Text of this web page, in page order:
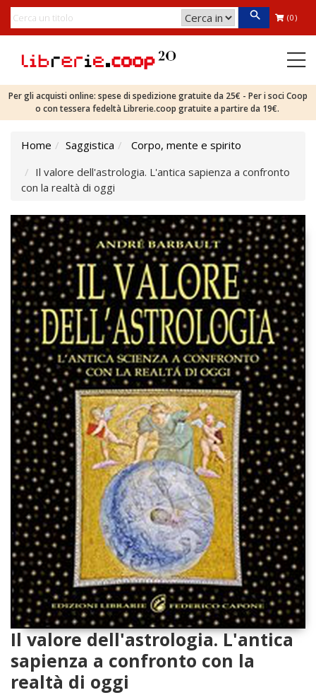
(0)
Per gli acquisti online: spese di spedizione gratuite da 25€ - Per i soci Coop
o con tessera fedeltà Librerie.coop gratuite a partire da 19€.
Home Saggistica
Corpo, mente e spirito
Il valore dell'astrologia. L'antica sapienza a confronto
con la realtà di oggi
Il valore dell'astrologia. L'antica
sapienza a confronto con la
realtà di oggi